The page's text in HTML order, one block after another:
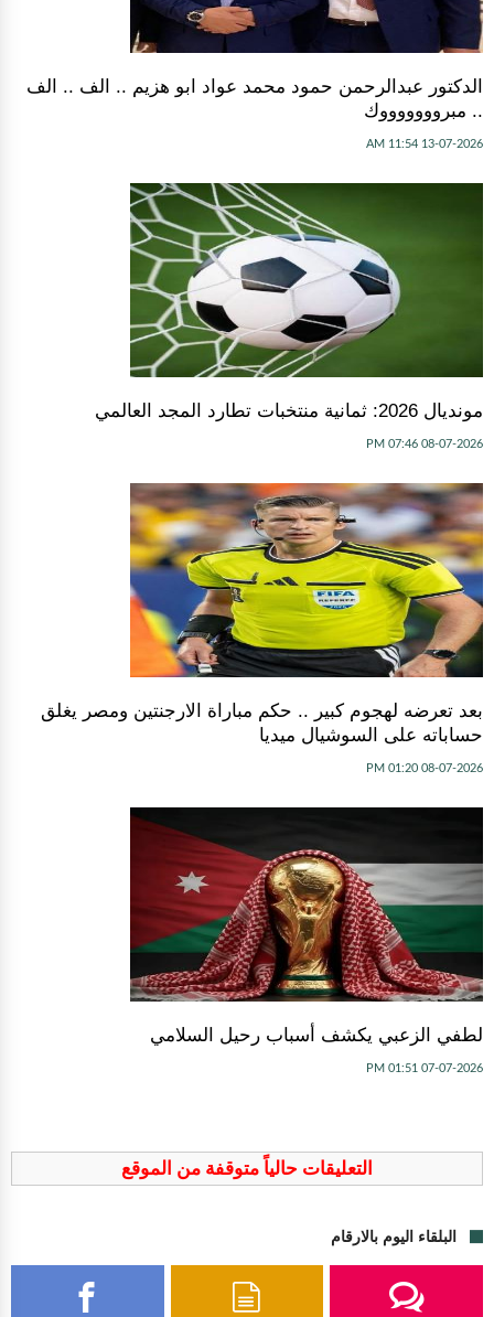
الدكتور عبدالرحمن حمود محمد عواد ابو هزيم .. الف .. الف
.. مبروووووووك
13-07-2026 11:54 AM
مونديال 2026: ثمانية منتخبات تطارد المجد العالمي
08-07-2026 07:46 PM
بعد تعرضه لهجوم كبير .. حكم مباراة الارجنتين ومصر يغلق
حساباته على السوشيال ميديا
08-07-2026 01:20 PM
لطفي الزعبي يكشف أسباب رحيل السلامي
07-07-2026 01:51 PM
التعليقات حالياً متوقفة من الموقع
البلقاء اليوم بالارقام